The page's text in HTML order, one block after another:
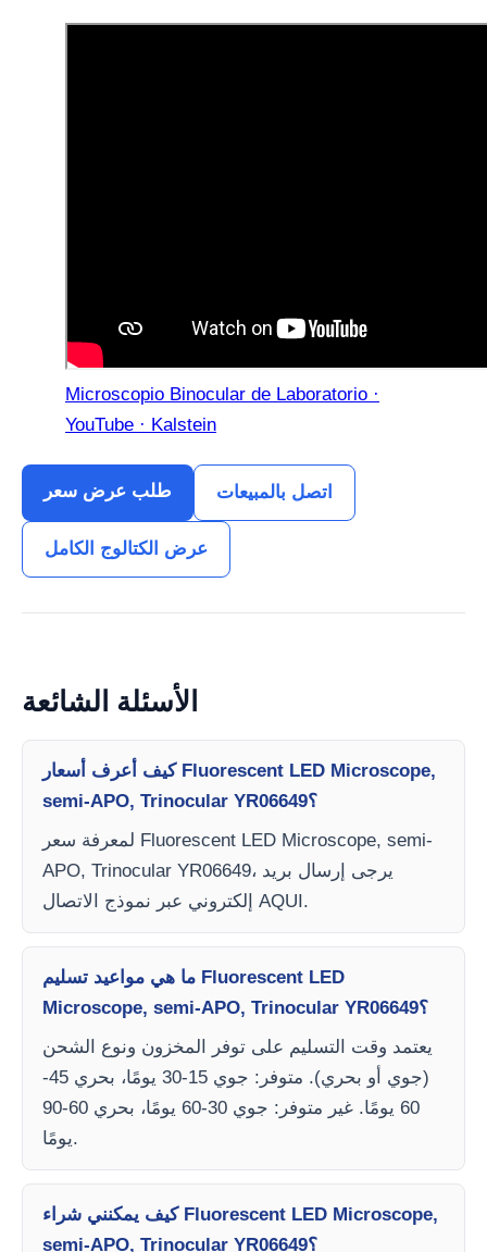
Microscopio Binocular de Laboratorio ·
YouTube · Kalstein
طلب عرض سعر اتصل بالمبيعات
عرض الكتالوج الكامل
الأسئلة الشائعة
كيف أعرف أسعار Fluorescent LED Microscope,
semi-APO, Trinocular YR06649؟
لمعرفة سعر Fluorescent LED Microscope, semi-
APO, Trinocular YR06649، يرجى إرسال بريد
إلكتروني عبر نموذج الاتصال AQUI.
ما هي مواعيد تسليم Fluorescent LED
Microscope, semi-APO, Trinocular YR06649؟
يعتمد وقت التسليم على توفر المخزون ونوع الشحن
(جوي أو بحري). متوفر: جوي 15-30 يومًا، بحري 45-
60 يومًا. غير متوفر: جوي 30-60 يومًا، بحري 60-90
يومًا.
كيف يمكنني شراء Fluorescent LED Microscope,
semi-APO, Trinocular YR06649؟